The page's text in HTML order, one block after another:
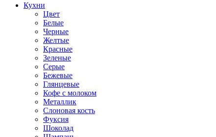
Кухни
Цвет
Белые
Черные
Желтые
Красные
Зеленые
Серые
Бежевые
Глянцевые
Кофе с молоком
Металлик
Слоновая кость
Фуксия
Шоколад